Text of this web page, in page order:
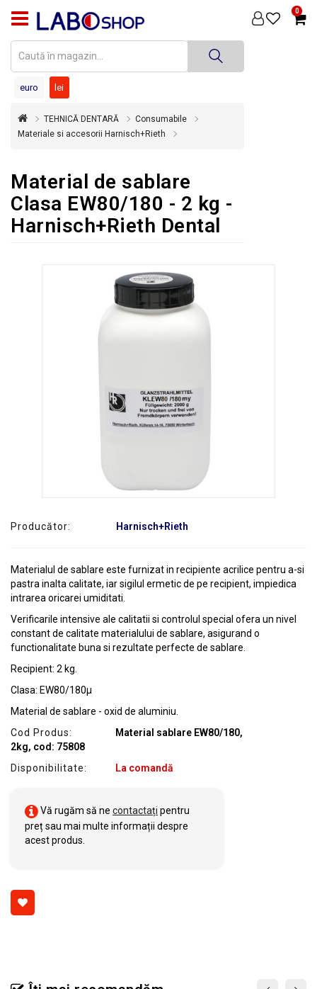
0
PRODUSE
DENTARĂ
DENTARĂ
STERILIZARE
SUPER
OFERTĂ
euro lei
TEHNICĂ DENTARĂ
Consumabile
Materiale si accesorii Harnisch+Rieth
Material de sablare
Clasa EW80/180 - 2 kg -
Harnisch+Rieth Dental
Producător: Harnisch+Rieth
Materialul de sablare este furnizat in recipiente acrilice pentru a-si
pastra inalta calitate, iar sigilul ermetic de pe recipient, impiedica
intrarea oricarei umiditati.
Verificarile intensive ale calitatii si controlul special ofera un nivel
constant de calitate materialului de sablare, asigurand o
functionalitate buna si rezultate perfecte de sablare.
Recipient: 2 kg.
Clasa: EW80/180µ
Material de sablare - oxid de aluminiu.
Cod Produs:
Material sablare EW80/180,
2kg, cod: 75808
Disponibilitate:
La comandă
Vă rugăm să ne contactați pentru
preț sau mai multe informații despre
acest produs.